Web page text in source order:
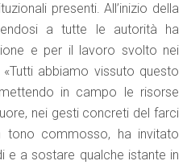
presenti. All’inizio della
a tutte le autorità ha
e per il lavoro svolto nei
abbiamo vissuto questo
in campo le risorse
nei gesti concreti del farci
tono commosso, ha invitato
e a sostare qualche istante in